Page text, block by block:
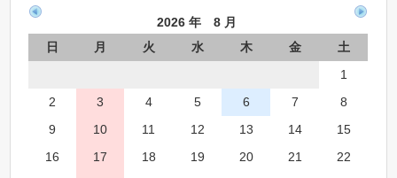
2026 年 8 月
日
月 火 水 木 金
土
1
2
3 4 5 6 7
8
9
10 11 12 13 14
15
16
17 18 19 20 21
22